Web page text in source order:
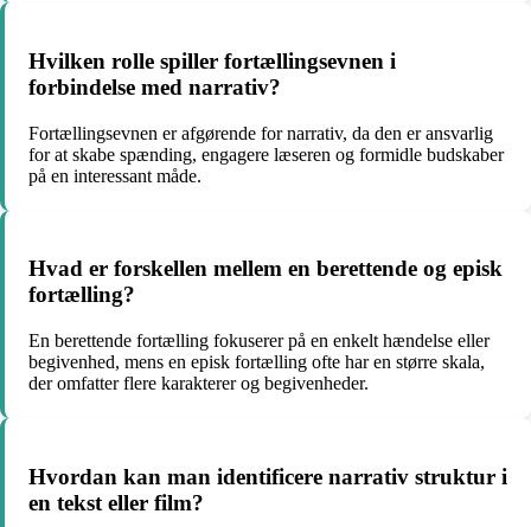
Hvilken rolle spiller fortællingsevnen i
forbindelse med narrativ?
Fortællingsevnen er afgørende for narrativ, da den er ansvarlig
for at skabe spænding, engagere læseren og formidle budskaber
på en interessant måde.
Hvad er forskellen mellem en berettende og episk
fortælling?
En berettende fortælling fokuserer på en enkelt hændelse eller
begivenhed, mens en episk fortælling ofte har en større skala,
der omfatter flere karakterer og begivenheder.
Hvordan kan man identificere narrativ struktur i
en tekst eller film?